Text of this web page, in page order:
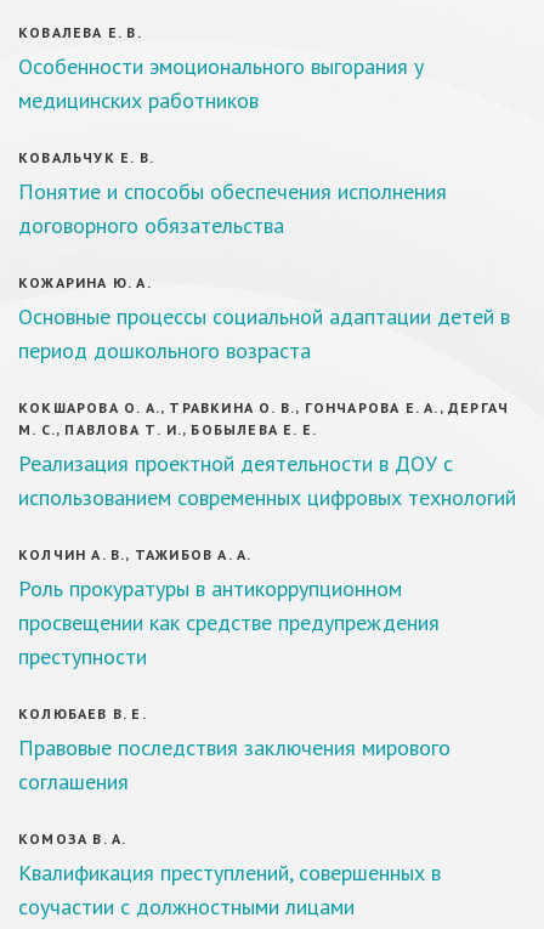
КОВАЛЕВА Е. В.
Особенности эмоционального выгорания у
медицинских работников
КОВАЛЬЧУК Е. В.
Понятие и способы обеспечения исполнения
договорного обязательства
КОЖАРИНА Ю. А.
Основные процессы социальной адаптации детей в
период дошкольного возраста
КОКШАРОВА О. А., ТРАВКИНА О. В., ГОНЧАРОВА Е. А., ДЕРГАЧ
М. С., ПАВЛОВА Т. И., БОБЫЛЕВА Е. Е.
Реализация проектной деятельности в ДОУ с
использованием современных цифровых технологий
КОЛЧИН А. В., ТАЖИБОВ А. А.
Роль прокуратуры в антикоррупционном
просвещении как средстве предупреждения
преступности
КОЛЮБАЕВ В. Е.
Правовые последствия заключения мирового
соглашения
КОМОЗА В. А.
Квалификация преступлений, совершенных в
соучастии с должностными лицами